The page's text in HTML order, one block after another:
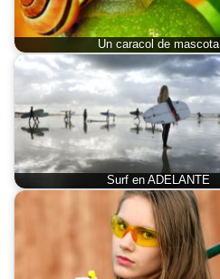
Un caracol de mascota
Surf en ADELANTE